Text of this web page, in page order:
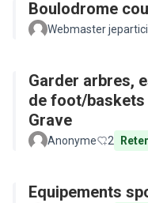
Boulodrome
Webmaster
Garder arbres,
de foot/baskets
Grave
Anonyme 2
Equipements